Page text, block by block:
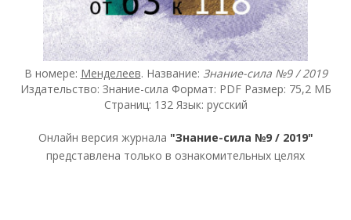
В номере: Менделеев. Название: Знание-сила №9 / 2019
Издательство: Знание-сила Формат: PDF Размер: 75,2 МБ
Страниц: 132 Язык: русский
Онлайн версия журнала "Знание-сила №9 / 2019"
представлена только в ознакомительных целях